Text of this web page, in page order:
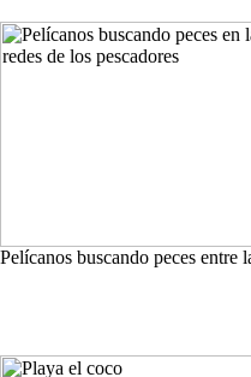
Pelícanos buscando peces entre